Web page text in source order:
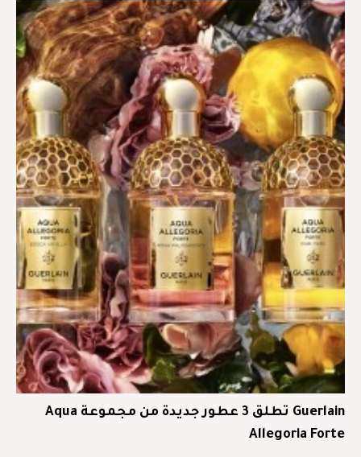
Guerlain تطلق 3 عطور جديدة من مجموعة Aqua
Allegoria Forte